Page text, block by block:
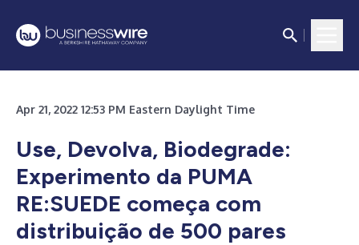
Apr 21, 2022 12:53 PM Eastern Daylight Time
Use, Devolva, Biodegrade:
Experimento da PUMA
RE:SUEDE começa com
distribuição de 500 pares